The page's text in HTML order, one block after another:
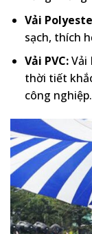
Vải
sạch, thích
Vải PVC:Vải
thời tiết
công nghiệp.